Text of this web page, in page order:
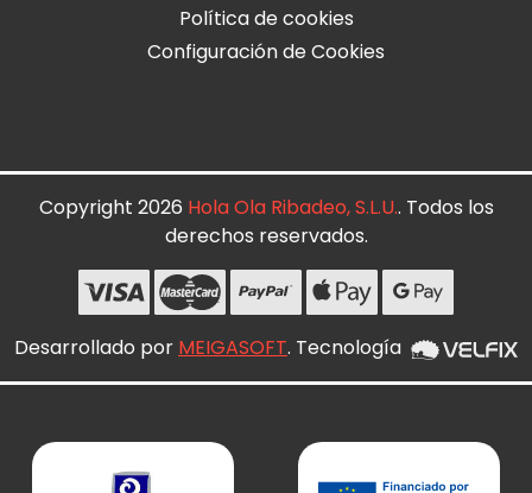
Política de cookies
Configuración de Cookies
Copyright 2026 Hola Ola Ribadeo, S.L.U.. Todos los
derechos reservados.
Desarrollado por MEIGASOFT. Tecnología